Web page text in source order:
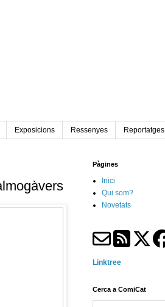
Exposicions Ressenyes Reportatges
Pàgines
Inici
Qui som?
Novetats
Linktree
Cerca a ComiCat